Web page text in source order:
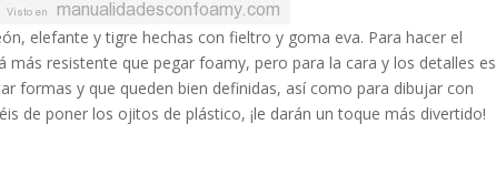
elefante y tigre hechas con fieltro y goma eva. Para hacer el
resistente que pegar foamy, pero para la cara y los detalles es
formas y que queden bien definidas, así como para dibujar con
de poner los ojitos de plástico, ¡le darán un toque más divertido!